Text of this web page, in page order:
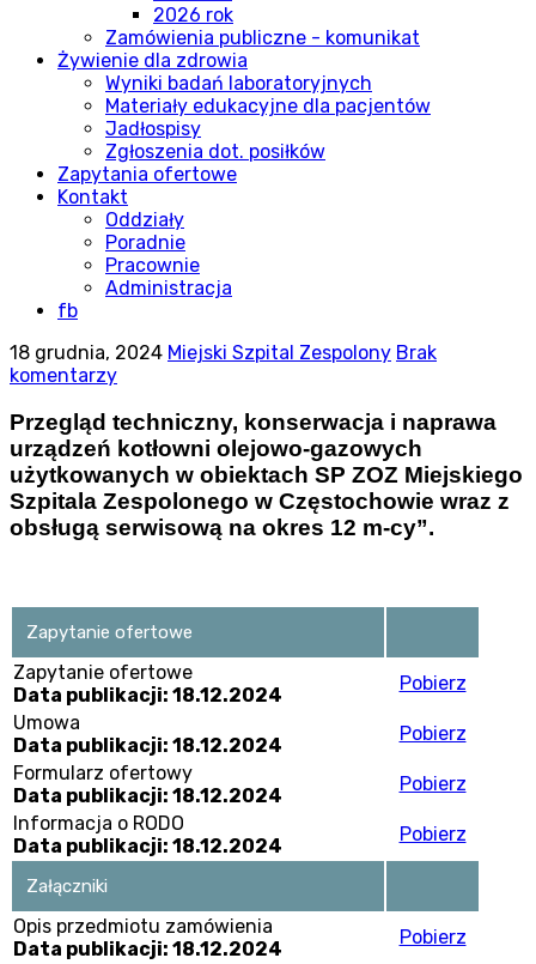
2026 rok
Zamówienia publiczne - komunikat
Żywienie dla zdrowia
Wyniki badań laboratoryjnych
Materiały edukacyjne dla pacjentów
Jadłospisy
Zgłoszenia dot. posiłków
Zapytania ofertowe
Kontakt
Oddziały
Poradnie
Pracownie
Administracja
fb
18 grudnia, 2024 Miejski Szpital Zespolony Brak
komentarzy
Przegląd techniczny, konserwacja i naprawa
urządzeń kotłowni olejowo-gazowych
użytkowanych w obiektach SP ZOZ Miejskiego
Szpitala Zespolonego w Częstochowie wraz z
obsługą serwisową na okres 12 m-cy”.
Zapytanie ofertowe
Zapytanie ofertowe
Data publikacji: 18.12.2024
Pobierz
Umowa
Data publikacji: 18.12.2024
Pobierz
Formularz ofertowy
Data publikacji: 18.12.2024
Pobierz
Informacja o RODO
Data publikacji: 18.12.2024
Pobierz
Załączniki
Opis przedmiotu zamówienia
Data publikacji: 18.12.2024
Pobierz